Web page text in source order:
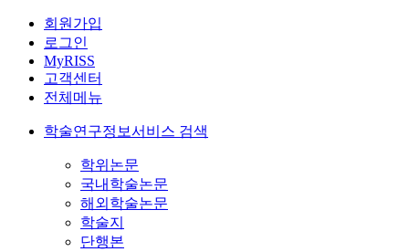
회원가입
로그인
MyRISS
고객센터
전체메뉴
학술연구정보서비스 검색
학위논문
국내학술논문
해외학술논문
학술지
단행본